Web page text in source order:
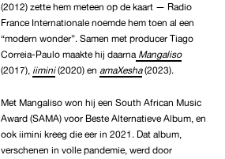
(2012) zette hem meteen op de kaart — Radio
France Internationale noemde hem toen al een
“modern wonder”. Samen met producer Tiago
Correia-Paulo maakte hij daarnaMangaliso
(2017), iimini (2020) en amaXesha (2023).
Met Mangaliso won hij een South African Music
Award (SAMA) voor Beste Alternatieve Album, en
ook iimini kreeg die eer in 2021. Dat album,
verschenen in volle pandemie, werd door